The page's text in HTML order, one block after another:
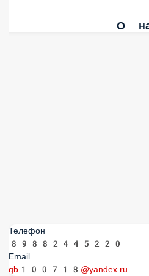
О нас
Телефон
89882445220
Email
gb100718@yandex.ru